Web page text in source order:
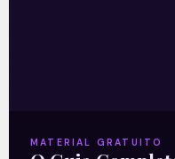
MATERIAL GRATUITO